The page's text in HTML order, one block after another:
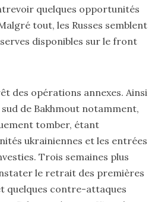
quelques opportunités
tout, les Russes semblent
disponibles sur le front
des opérations annexes. Ainsi
de Bakhmout notamment,
tomber, étant
ukrainiennes et les entrées
Trois semaines plus
le retrait des premières
quelques contre-attaques